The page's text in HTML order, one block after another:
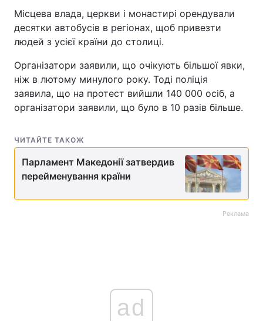
Місцева влада, церкви і монастирі орендували
десятки автобусів в регіонах, щоб привезти
людей з усієї країни до столиці.
Організатори заявили, що очікують більшої явки,
ніж в лютому минулого року. Тоді поліція
заявила, що на протест вийшли 140 000 осіб, а
організатори заявили, що було в 10 разів більше.
ЧИТАЙТЕ ТАКОЖ
Парламент Македонії затвердив
перейменування країни
Реклама
ad